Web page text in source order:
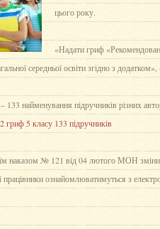
цього року.
«Надати гриф
середньої освіти згідно з
133 найменування підручників різних
гриф 5 класу 133 підручників
наказом № 121 від 04 лютого МОН
працівники ознайомлюватимуться з